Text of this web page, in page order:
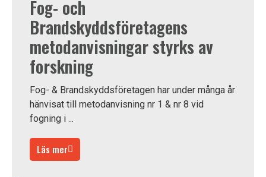
Fog- och
Brandskyddsföretagens
metodanvisningar styrks av
forskning
Fog- & Brandskyddsföretagen har under många år
hänvisat till metodanvisning nr 1 & nr 8 vid
fogning i ...
Läs mer